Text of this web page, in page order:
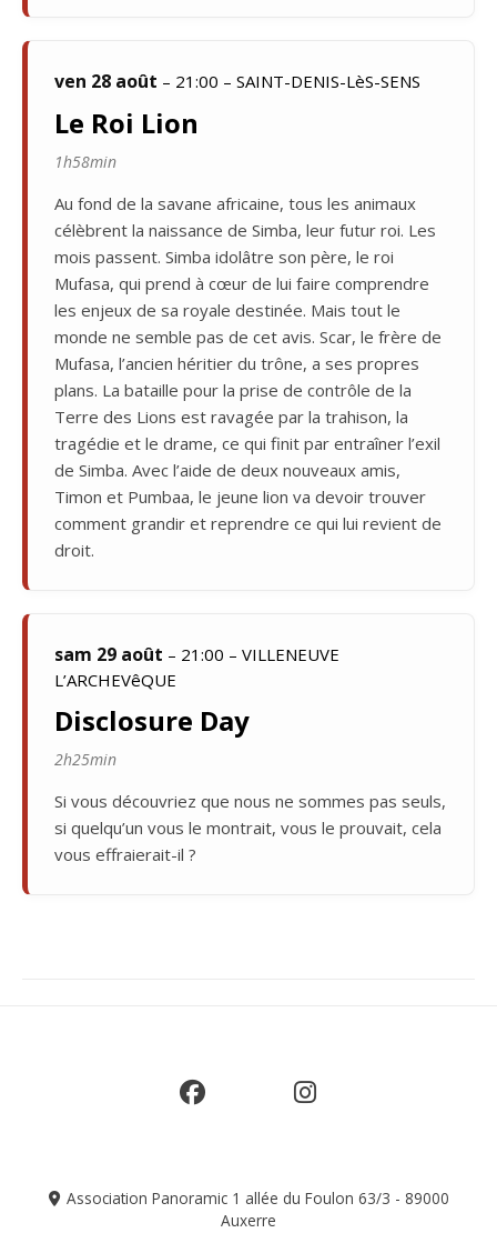
ven 28 août – 21:00 – SAINT-DENIS-LèS-SENS
Le Roi Lion
1h58min
Au fond de la savane africaine, tous les animaux
célèbrent la naissance de Simba, leur futur roi. Les
mois passent. Simba idolâtre son père, le roi
Mufasa, qui prend à cœur de lui faire comprendre
les enjeux de sa royale destinée. Mais tout le
monde ne semble pas de cet avis. Scar, le frère de
Mufasa, l’ancien héritier du trône, a ses propres
plans. La bataille pour la prise de contrôle de la
Terre des Lions est ravagée par la trahison, la
tragédie et le drame, ce qui finit par entraîner l’exil
de Simba. Avec l’aide de deux nouveaux amis,
Timon et Pumbaa, le jeune lion va devoir trouver
comment grandir et reprendre ce qui lui revient de
droit.
sam 29 août – 21:00 – VILLENEUVE
L’ARCHEVêQUE
Disclosure Day
2h25min
Si vous découvriez que nous ne sommes pas seuls,
si quelqu’un vous le montrait, vous le prouvait, cela
vous effraierait-il ?
Association Panoramic 1 allée du Foulon 63/3 - 89000
Auxerre